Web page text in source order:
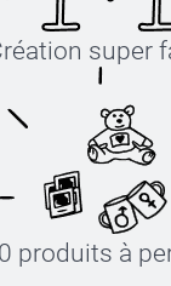
super
produits à